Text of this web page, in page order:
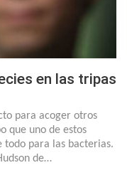
en las tripas
para acoger otros
que uno de estos
todo para las bacterias.
de…